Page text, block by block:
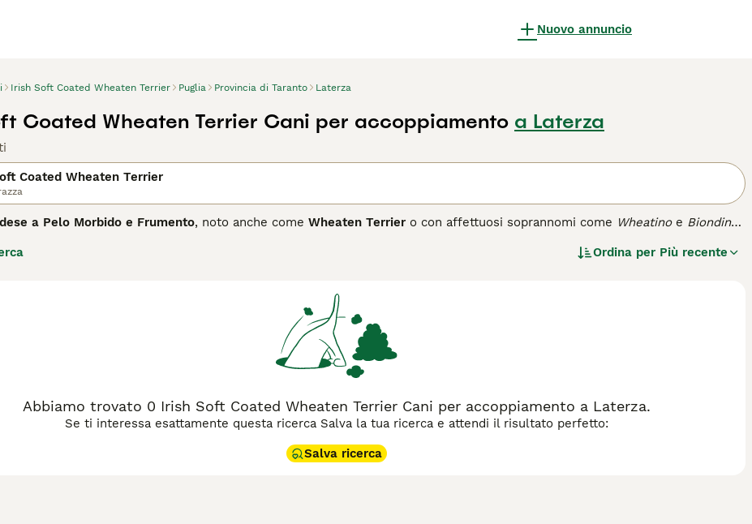
Nuovo annuncio
Irish Soft Coated Wheaten Terrier Puglia Provincia di Taranto Laterza
Coated Wheaten Terrier Cani per accoppiamento a Laterza
Coated Wheaten Terrier
a Pelo Morbido e Frumento, noto anche come Wheaten Terrier o con affettuosi soprannomi come Wheatinoe Biondino,
terrier di taglia media si distingue per il suo mantello morbido e setoso, di colore paglierino che schiarisce col tempo,
meno aggressiva. È un cane molto legato alla famiglia, adatto a persone attive che possono dedicargli tempo per
Tuttavia, richiede cure specifiche come spazzolature quotidiane e toelettatura regolare per mantenere il pelo
è ideale per chi cerca un compagno energico e fedele, ma non è indicato per chi desidera un
Ordina per Più recente
Abbiamo trovato 0 Irish Soft Coated Wheaten Terrier Cani per accoppiamento a Laterza.
Se ti interessa esattamente questa ricerca Salva la tua ricerca e attendi il risultato perfetto:
Salva ricerca